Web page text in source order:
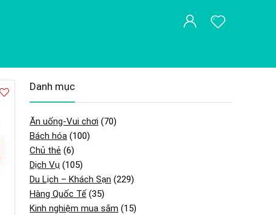
Danh mục
Ăn uống-Vui chơi (70)
Bách hóa (100)
Chủ thẻ (6)
Dịch Vụ (105)
Du Lịch – Khách Sạn (229)
Hàng Quốc Tế (35)
Kinh nghiệm mua sắm (15)